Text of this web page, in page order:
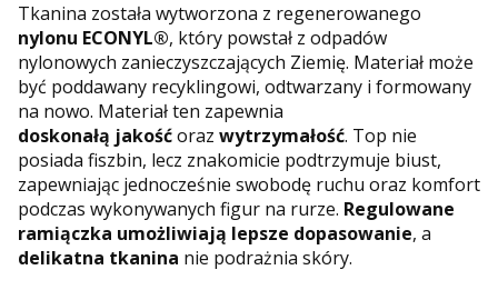
Tkanina została wytworzona z regenerowanego
nylonu ECONYL®, który powstał z odpadów
nylonowych zanieczyszczających Ziemię. Materiał może
być poddawany recyklingowi, odtwarzany i formowany
na nowo. Materiał ten zapewnia
doskonałą jakośćoraz wytrzymałość. Top nie
posiada fiszbin, lecz znakomicie podtrzymuje biust,
zapewniając jednocześnie swobodę ruchu oraz komfort
podczas wykonywanych figur na rurze. Regulowane
ramiączka umożliwiają lepsze dopasowanie, a
delikatna tkanina nie podrażnia skóry.